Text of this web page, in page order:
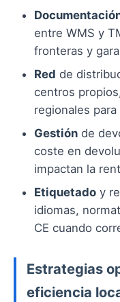
entre WMS y
fronteras y
Red de
centros
regionales
Gestión de
coste en
impactan la
Etiquetado y
idiomas,
CE cuando
Estrategias
eficiencia